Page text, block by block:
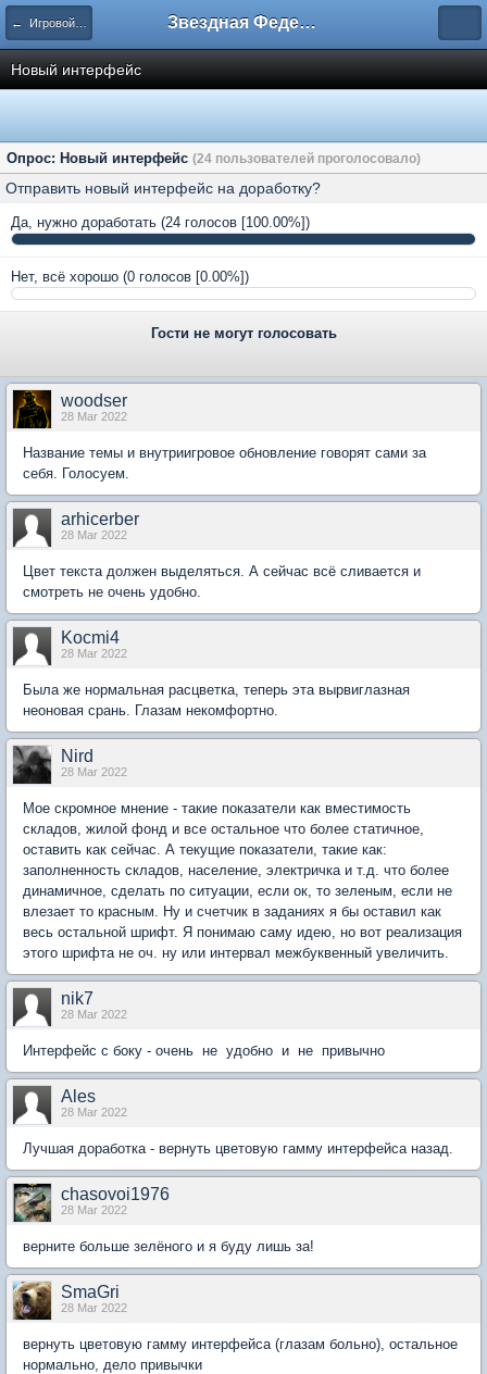
← Игровой интерфейс Звездная Федерация
Новый интерфейс
Опрос: Новый интерфейс (24 пользователей проголосовало)
Отправить новый интерфейс на доработку?
Да, нужно доработать (24 голосов [100.00%])
Нет, всё хорошо (0 голосов [0.00%])
Гости не могут голосовать
woodser
28 Mar 2022
Название темы и внутриигровое обновление говорят сами за
себя. Голосуем.
arhicerber
28 Mar 2022
Цвет текста должен выделяться. А сейчас всё сливается и
смотреть не очень удобно.
Kocmi4
28 Mar 2022
Была же нормальная расцветка, теперь эта вырвиглазная
неоновая срань. Глазам некомфортно.
Nird
28 Mar 2022
Мое скромное мнение - такие показатели как вместимость
складов, жилой фонд и все остальное что более статичное,
оставить как сейчас. А текущие показатели, такие как:
заполненность складов, население, электричка и т.д. что более
динамичное, сделать по ситуации, если ок, то зеленым, если не
влезает то красным. Ну и счетчик в заданиях я бы оставил как
весь остальной шрифт. Я понимаю саму идею, но вот реализация
этого шрифта не оч. ну или интервал межбуквенный увеличить.
nik7
28 Mar 2022
Интерфейс с боку - очень не удобно и не привычно
Ales
28 Mar 2022
Лучшая доработка - вернуть цветовую гамму интерфейса назад.
chasovoi1976
28 Mar 2022
верните больше зелёного и я буду лишь за!
SmaGri
28 Mar 2022
вернуть цветовую гамму интерфейса (глазам больно), остальное
нормально, дело привычки